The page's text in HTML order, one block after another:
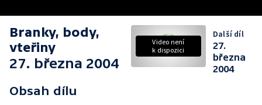
Branky, body,
vteřiny
27. března 2004
Obsah dílu
Video není
k dispozici
Další díl
27.
března
2004